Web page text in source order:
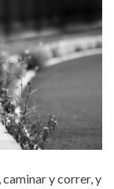
y correr, y